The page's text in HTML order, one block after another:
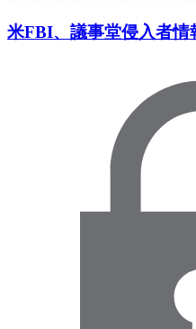
米FBI、議事堂侵入者情